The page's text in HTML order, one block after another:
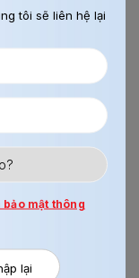
NGƯỜI
tôi sẽ liên hệ lại
mật thông
lại